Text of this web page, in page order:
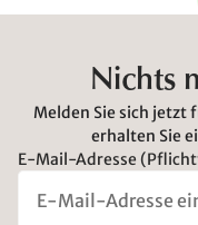
Nichts
Melden Sie sich
erhalten Sie
E-Mail-Adresse